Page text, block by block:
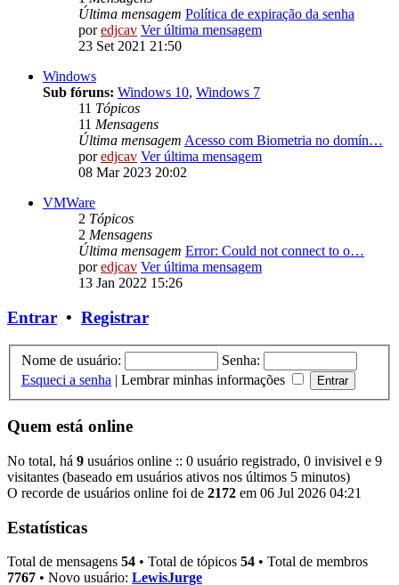
Última mensagem Política de expiração da senha
poredjcav Ver última mensagem
23 Set 2021 21:50
Windows
Sub fóruns: Windows 10, Windows 7
11 Tópicos
11 Mensagens
Última mensagem Acesso com Biometria no domín…
poredjcav Ver última mensagem
08 Mar 2023 20:02
VMWare
2 Tópicos
2 Mensagens
Última mensagem Error: Could not connect to o…
poredjcav Ver última mensagem
13 Jan 2022 15:26
Entrar • Registrar
Nome de usuário:
Senha:
Esqueci a senha | Lembrar minhas informações
Quem está online
No total, há 9 usuários online :: 0 usuário registrado, 0 invisivel e 9
visitantes (baseado em usuários ativos nos últimos 5 minutos)
O recorde de usuários online foi de 2172 em 06 Jul 2026 04:21
Estatísticas
Total de mensagens 54 • Total de tópicos 54 • Total de membros
7767 • Novo usuário: LewisJurge